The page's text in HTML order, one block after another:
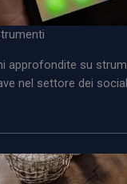
approfondite su
nel settore dei